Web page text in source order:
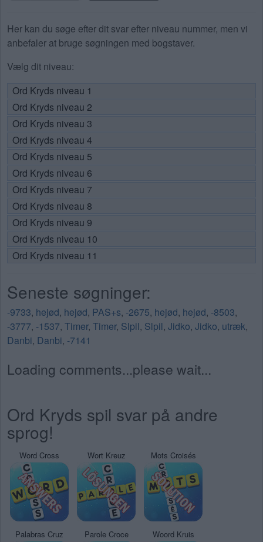
Her kan du søge efter dit svar efter niveau nummer, men vi
anbefaler at bruge søgningen med bogstaver.
Vælg dit niveau:
Ord Kryds niveau 1
Ord Kryds niveau 2
Ord Kryds niveau 3
Ord Kryds niveau 4
Ord Kryds niveau 5
Ord Kryds niveau 6
Ord Kryds niveau 7
Ord Kryds niveau 8
Ord Kryds niveau 9
Ord Kryds niveau 10
Ord Kryds niveau 11
Seneste søgninger:
-9733, hejød, hejød, PAS+s, -2675, hejød, hejød, -8503,
-3777, -1537, Timer, Timer, Slpil, Slpil, Jidko, Jidko, utræk,
Danbi, Danbi, -7141
Loading comments...please wait...
Ord Kryds spil svar på andre
sprog!
Word Cross Wort Kreuz Mots Croisés
Palabras Cruz Parole Croce Woord Kruis